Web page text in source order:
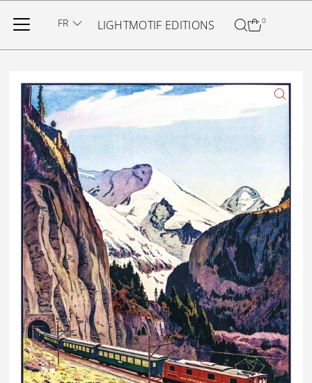
Ignorer et passer au contenu
LIGHTMOTIF EDITIONS 0
FR